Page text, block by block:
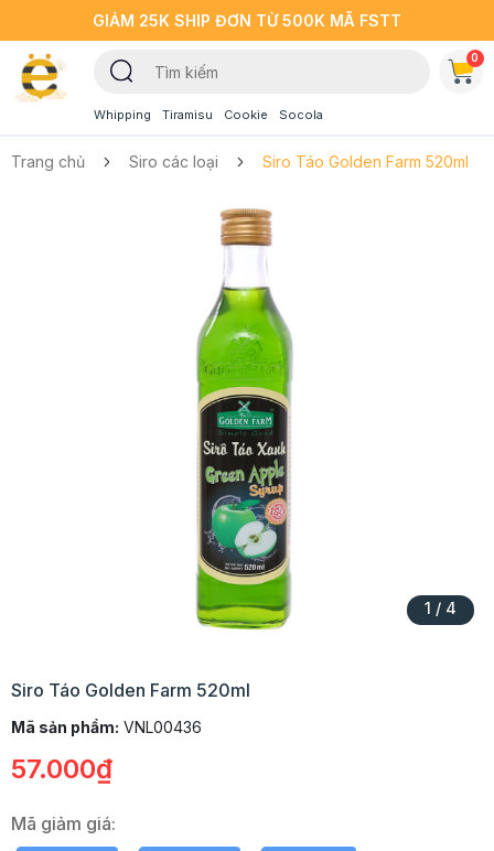
GIẢM 25K SHIP ĐƠN TỪ 500K MÃ FSTT
Whipping Tiramisu Cookie Socola
0
Trang chủ Siro các loại Siro Táo Golden Farm 520ml
1 / 4
Siro Táo Golden Farm 520ml
Mã sản phẩm: VNL00436
57.000₫
Mã giảm giá: